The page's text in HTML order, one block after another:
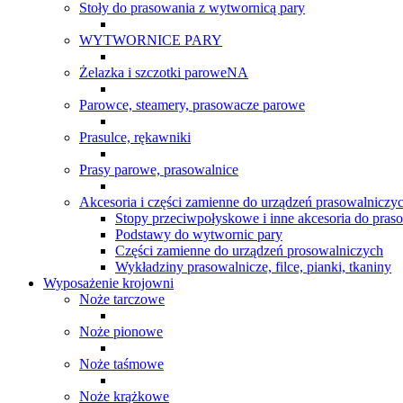
Stoły do prasowania z wytwornicą pary
WYTWORNICE PARY
Żelazka i szczotki paroweNA
Parowce, steamery, prasowacze parowe
Prasulce, rękawniki
Prasy parowe, prasowalnice
Akcesoria i części zamienne do urządzeń
Stopy przeciwpołyskowe i inne akcesoria do
Podstawy do wytwornic pary
Części zamienne do urządzeń prosowalniczych
Wykładziny prasowalnicze, filce, pianki, tkaniny
Wyposażenie krojowni
Noże tarczowe
Noże pionowe
Noże taśmowe
Noże krążkowe